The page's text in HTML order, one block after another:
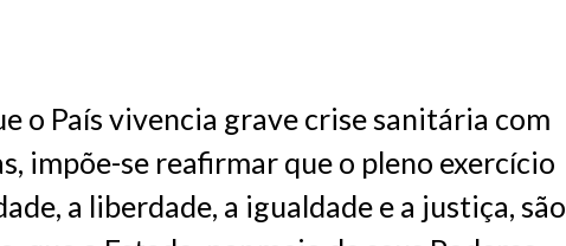
o País vivencia grave crise sanitária com
impõe-se reafirmar que o pleno exercício
a liberdade, a igualdade e a justiça, são